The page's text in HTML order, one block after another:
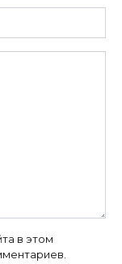
в этом